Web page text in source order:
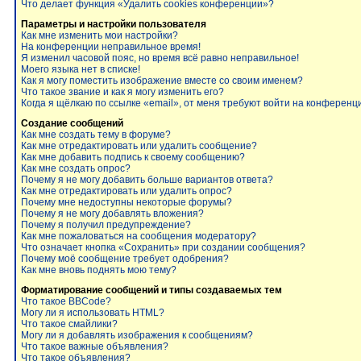
Что делает функция «Удалить cookies конференции»?
Параметры и настройки пользователя
Как мне изменить мои настройки?
На конференции неправильное время!
Я изменил часовой пояс, но время всё равно неправильное!
Моего языка нет в списке!
Как я могу поместить изображение вместе со своим именем?
Что такое звание и как я могу изменить его?
Когда я щёлкаю по ссылке «email», от меня требуют войти на
Создание сообщений
Как мне создать тему в форуме?
Как мне отредактировать или удалить сообщение?
Как мне добавить подпись к своему сообщению?
Как мне создать опрос?
Почему я не могу добавить больше вариантов ответа?
Как мне отредактировать или удалить опрос?
Почему мне недоступны некоторые форумы?
Почему я не могу добавлять вложения?
Почему я получил предупреждение?
Как мне пожаловаться на сообщения модератору?
Что означает кнопка «Сохранить» при создании сообщения?
Почему моё сообщение требует одобрения?
Как мне вновь поднять мою тему?
Форматирование сообщений и типы создаваемых тем
Что такое BBCode?
Могу ли я использовать HTML?
Что такое смайлики?
Могу ли я добавлять изображения к сообщениям?
Что такое важные объявления?
Что такое объявления?